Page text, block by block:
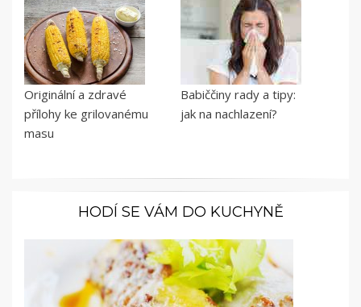
Originální a zdravé
přílohy ke grilovanému
masu
Babiččiny rady a tipy:
jak na nachlazení?
HODÍ SE VÁM DO KUCHYNĚ